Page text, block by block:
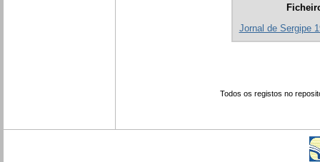
Jornal de Sergipe
Todos os registos no